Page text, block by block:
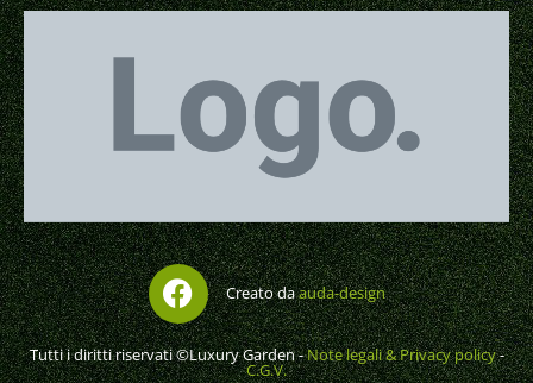
Creato daauda-design
Tutti i diritti riservati ©Luxury Garden -Note legali & Privacy policy-
C.G.V.